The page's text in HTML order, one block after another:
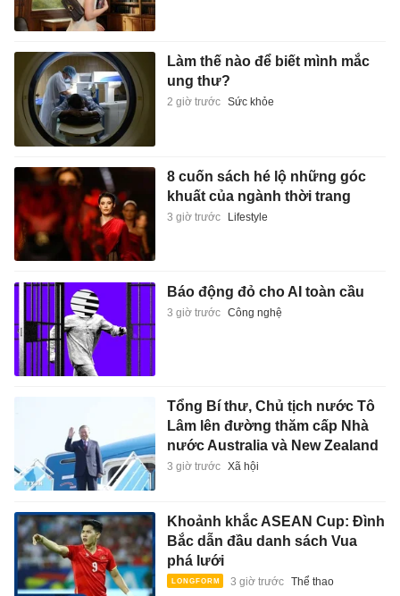
Làm thế nào để biết mình mắc
ung thư?
2 giờ trước Sức khỏe
8 cuốn sách hé lộ những góc
khuất của ngành thời trang
3 giờ trước Lifestyle
Báo động đỏ cho AI toàn cầu
3 giờ trước Công nghệ
Tổng Bí thư, Chủ tịch nước Tô
Lâm lên đường thăm cấp Nhà
nước Australia và New Zealand
3 giờ trước Xã hội
Khoảnh khắc ASEAN Cup: Đình
Bắc dẫn đầu danh sách Vua
phá lưới
3 giờ trước Thể thao